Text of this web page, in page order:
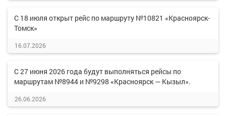
С 18 июля открыт рейс по маршруту №10821 «Красноярск-
Томск»
16.07.2026
С 27 июня 2026 года будут выполняться рейсы по
маршрутам №8944 и №9298 «Красноярск — Кызыл».
26.06.2026